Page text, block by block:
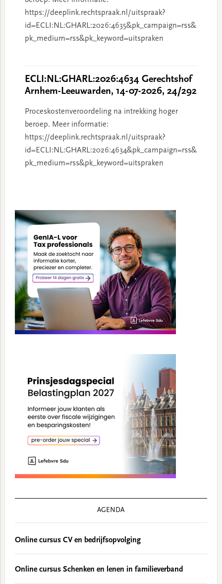
https://deeplink.rechtspraak.nl/uitspraak?
id=ECLI:NL:GHARL:2026:4635&pk_campaign=rss&
pk_medium=rss&pk_keyword=uitspraken
ECLI:NL:GHARL:2026:4634 Gerechtshof
Arnhem-Leeuwarden, 14-07-2026, 24/292
Proceskostenveroordeling na intrekking hoger
beroep. Meer informatie:
https://deeplink.rechtspraak.nl/uitspraak?
id=ECLI:NL:GHARL:2026:4634&pk_campaign=rss&
pk_medium=rss&pk_keyword=uitspraken
Sidebar
AGENDA
Online cursus CV en bedrijfsopvolging
Online cursus Schenken en lenen in familieverband